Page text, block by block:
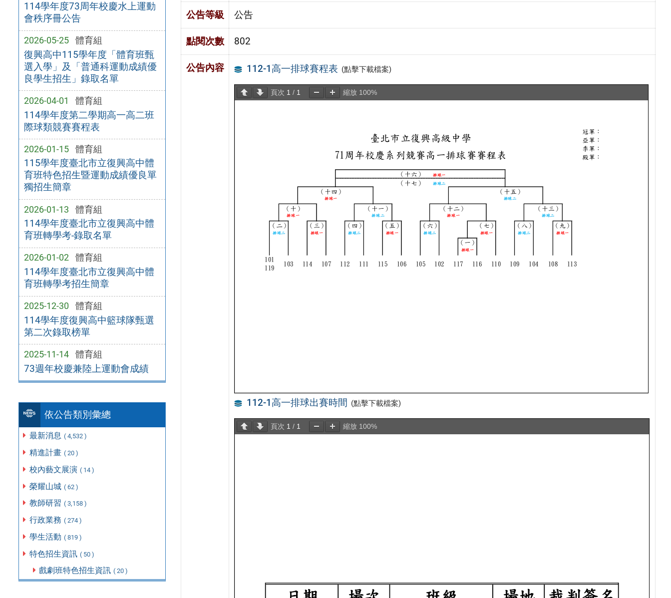
114學年度73周年校慶水上運動
會秩序冊公告
2026-05-25 體育組
復興高中115學年度「體育班甄
選入學」及「普通科運動成績優
良學生招生」錄取名單
2026-04-01 體育組
114學年度第二學期高一高二班
際球類競賽賽程表
2026-01-15 體育組
115學年度臺北市立復興高中體
育班特色招生暨運動成績優良單
獨招生簡章
2026-01-13 體育組
114學年度臺北市立復興高中體
育班轉學考-錄取名單
2026-01-02 體育組
114學年度臺北市立復興高中體
育班轉學考招生簡章
2025-12-30 體育組
114學年度復興高中籃球隊甄選
第二次錄取榜單
2025-11-14 體育組
73週年校慶兼陸上運動會成績
依公告類別彙總
最新消息 ( 4,532 )
精進計畫 ( 20 )
校內藝文展演 ( 14 )
榮耀山城 ( 62 )
教師研習 ( 3,158 )
行政業務 ( 274 )
學生活動 ( 819 )
特色招生資訊 ( 50 )
戲劇班特色招生資訊 ( 20 )
公告等級 公告
點閱次數 802
公告內容 112-1高一排球賽程表 (點擊下載檔案)
頁次 1 / 1 縮放 100%
112-1高一排球出賽時間 (點擊下載檔案)
頁次 1 / 1 縮放 100%